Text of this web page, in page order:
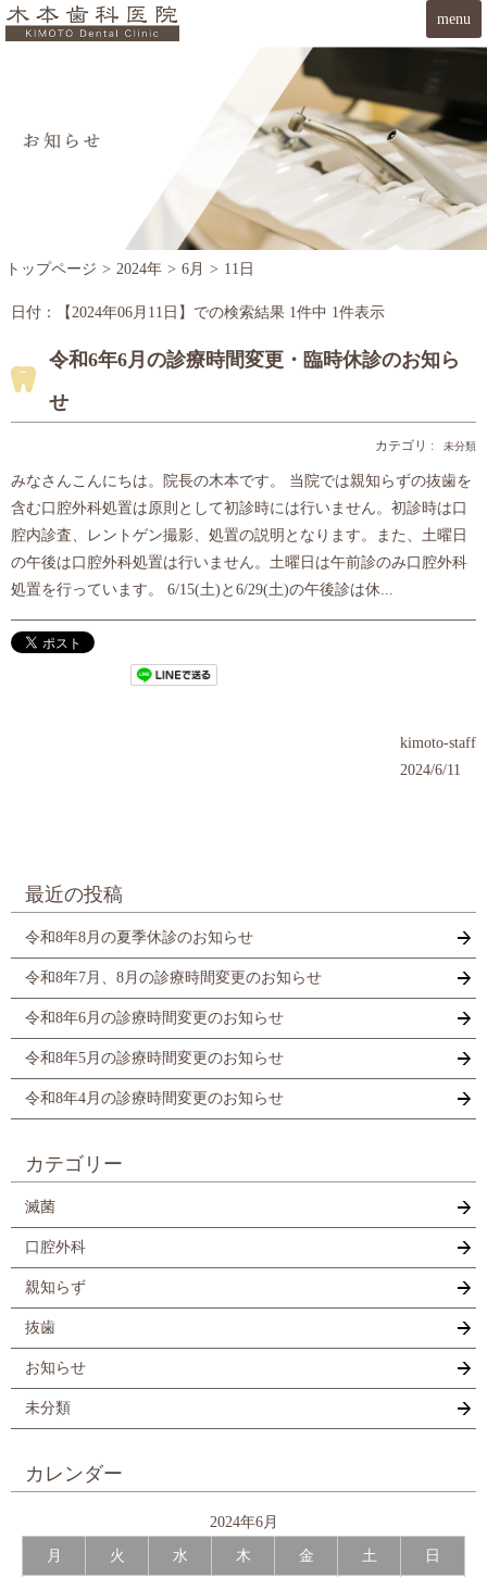
menu
トップページ > 2024年 > 6月 > 11日
日付：【2024年06月11日 】での検索結果 1件中 1件表示
令和6年6月の診療時間変更・臨時休診のお知ら
せ
カテゴリ : 未分類
みなさんこんにちは。院長の木本です。 当院では親知らずの抜歯を
含む口腔外科処置は原則として初診時には行いません。初診時は口
腔内診査、レントゲン撮影、処置の説明となります。また、土曜日
の午後は口腔外科処置は行いません。土曜日は午前診のみ口腔外科
処置を行っています。 6/15(土)と6/29(土)の午後診は休...
kimoto-staff
2024/6/11
最近の投稿
令和8年8月の夏季休診のお知らせ
令和8年7月、8月の診療時間変更のお知らせ
令和8年6月の診療時間変更のお知らせ
令和8年5月の診療時間変更のお知らせ
令和8年4月の診療時間変更のお知らせ
カテゴリー
滅菌
口腔外科
親知らず
抜歯
お知らせ
未分類
カレンダー
2024年6月
月 火 水 木 金 土 日